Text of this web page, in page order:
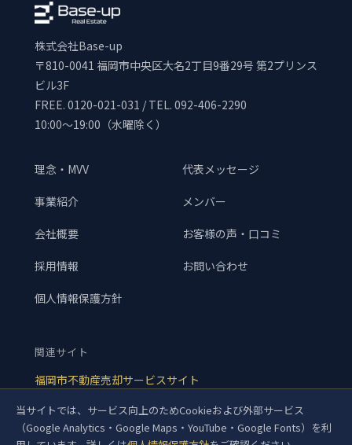
株式会社Base-up
〒810-0041 福岡市中央区大名2丁目9番29号 第2プリンス
ビル3F
FREE. 0120-021-031 / TEL. 092-406-2290
10:00〜19:00（水曜除く）
理念・MVV 代表メッセージ
事業紹介 メンバー
会社概要 お客様の声・口コミ
採用情報 お問い合わせ
個人情報保護方針
関連サイト
福岡市不動産売却サービスサイト
福岡市 不動産相場データβ版
当サイトでは、サービス向上のためCookieおよび外部サービス
（Google Analytics・Google Maps・YouTube・Google Fonts）を利